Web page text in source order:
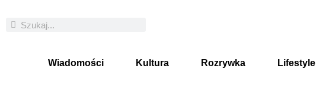
Wiadomości Kultura Rozrywka Lifestyle